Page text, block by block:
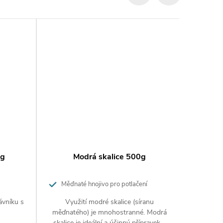
s
Modrá skalice 500g
Měďnaté hnojivo pro potlačení
rostlin a pro doplňkovou výživu plodin s
výššími nároky na měď
Využití modré skalice (síranu
měďnatého) je mnohostranné. Modrá